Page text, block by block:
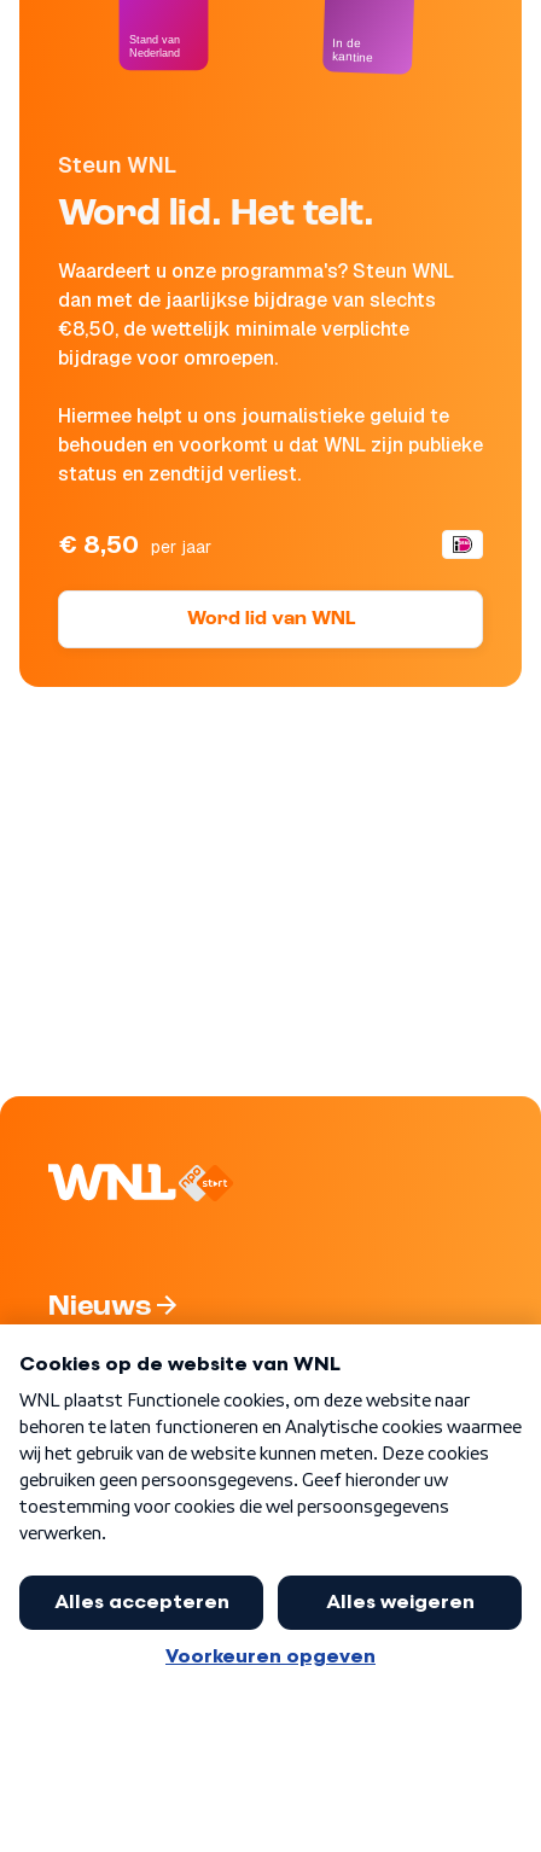
Steun WNL
Word lid. Het telt.
Waardeert u onze programma's? Steun WNL
dan met de jaarlijkse bijdrage van slechts
€8,50, de wettelijk minimale verplichte
bijdrage voor omroepen.
Hiermee helpt u ons journalistieke geluid te
behouden en voorkomt u dat WNL zijn publieke
status en zendtijd verliest.
€ 8,50 per jaar
Word lid van WNL
Stand van
Nederland
In de
kantine
Nieuws
Nieuwsbrief
Word Lid